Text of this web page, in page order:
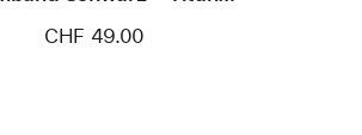
Schwarz
CHF 49.00